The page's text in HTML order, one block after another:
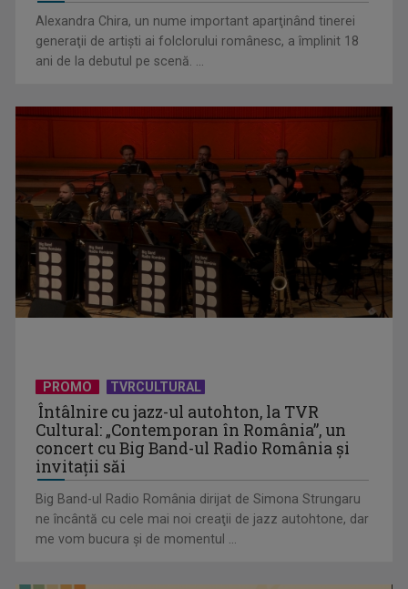
2026
Alexandra Chira, un nume important aparţinând tinerei
generaţii de artişti ai folclorului românesc, a împlinit 18
ani de la debutul pe scenă. ...
PROMO TVRCULTURAL
Întâlnire cu jazz-ul autohton, la TVR
Cultural: „Contemporan în România”, un
concert cu Big Band-ul Radio România şi
invitaţii săi
Big Band-ul Radio România dirijat de Simona Strungaru
ne încântă cu cele mai noi creaţii de jazz autohtone, dar
me vom bucura şi de momentul ...